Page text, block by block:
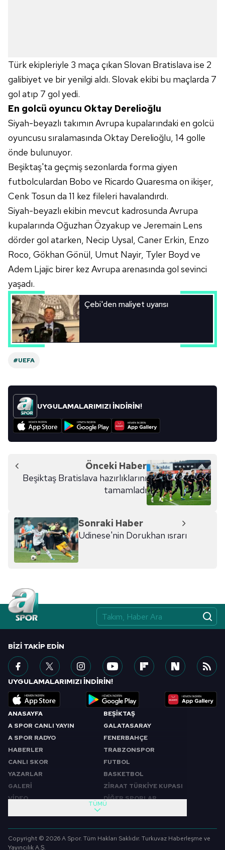
Türk ekipleriyle 3 maça çıkan Slovan Bratislava ise 2
galibiyet ve bir yenilgi aldı. Slovak ekibi bu maçlarda 7
gol atıp 7 gol yedi.
En golcü oyuncu Oktay Derelioğlu
Siyah-beyazlı takımın Avrupa kupalarındaki en golcü
oyuncusu sıralamasında Oktay Derelioğlu, 14 golle
önde bulunuyor.
Beşiktaş'ta geçmiş sezonlarda forma giyen
futbolculardan Bobo ve Ricardo Quaresma on ikişer,
Cenk Tosun da 11 kez fileleri havalandırdı.
Siyah-beyazlı ekibin mevcut kadrosunda Avrupa
kupalarında Oğuzhan Özyakup ve Jeremain Lens
dörder gol atarken, Necip Uysal, Caner Erkin, Enzo
Roco, Gökhan Gönül, Umut Nayir, Tyler Boyd ve
Adem Ljajic birer kez Avrupa arenasında gol sevinci
yaşadı.
Çebi'den maliyet uyarısı
#UEFA
UYGULAMALARIMIZI İNDİRİN!
Önceki Haber
Beşiktaş Bratislava hazırlıklarını
tamamladı
Sonraki Haber
Udinese'nin Dorukhan ısrarı
ANASAYFA
A SPOR CANLI YAYIN
A SPOR RADYO
HABERLER
CANLI SKOR
YAZARLAR
GALERİ
VİDEO
BEŞİKTAŞ
GALATASARAY
FENERBAHÇE
TRABZONSPOR
FUTBOL
BASKETBOL
ZİRAAT TÜRKİYE KUPASI
DİĞER SPORLAR
SABAH SPORU
SPOR GÜNDEMİ
FUTBOL
TÜMÜ
BIZI TAKIP EDIN
UYGULAMALARIMIZI İNDİRİN!
Copyright © 2026 A Spor. Tüm Hakları Saklıdır. Turkuvaz Haberleşme ve
Yayıncılık A.Ş.